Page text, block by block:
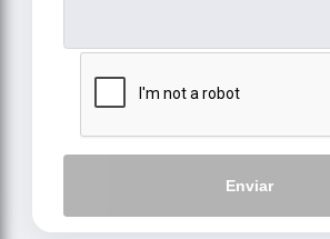
Enviar